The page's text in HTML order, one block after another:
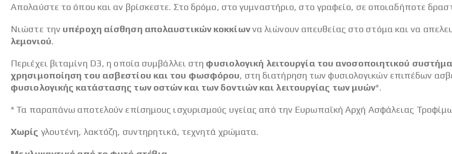
Απολαύστε το όπου και αν βρίσκεστε. Στο δρόμο, στο γυμναστήριο, στο γραφείο, σε οποιαδήποτε
Νιώστε την υπέροχη αίσθηση απολαυστικών κοκκίωννα λιώνουν απευθείας στο στόμα και να
λεμονιού.
Περιέχει βιταμίνη D3, η οποία συμβάλλει στη φυσιολογική λειτουργία του ανοσοποιητικού
χρησιμοποίηση του ασβεστίου και του φωσφόρου, στη διατήρηση των φυσιολογικών επιπέδων
φυσιολογικής κατάστασης των οστών και των δοντιών και λειτουργίας των μυών*.
* Τα παραπάνω αποτελούν επίσημους ισχυρισμούς υγείας από την Eυρωπαϊκή Αρχή Ασφάλειας
Χωρίς γλουτένη, λακτόζη, συντηρητικά, τεχνητά χρώματα.